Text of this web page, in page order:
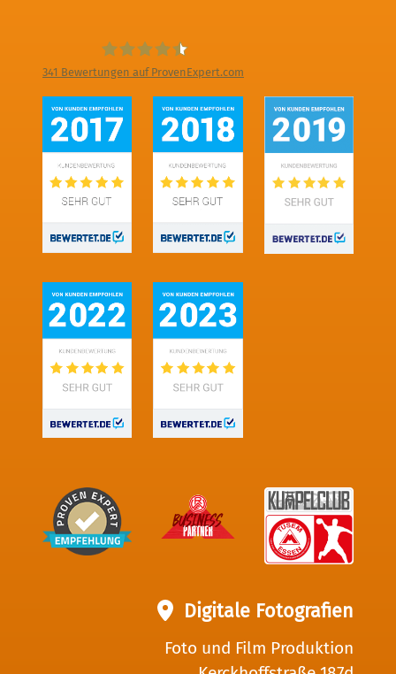
Digitale Fotografien - Foto und Film
Produktion
341 Bewertungen auf ProvenExpert.com
Digitale Fotografien
Foto und Film Produktion